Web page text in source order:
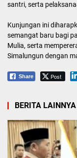
santri, serta
Kunjungan ini
semangat baru bagi
Mulia, serta
Simalungun dengan
Share Post
BERITA LAINNYA